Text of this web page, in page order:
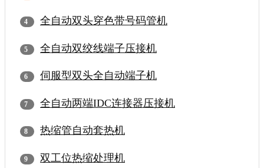
全自动双头穿色带号码管机
全自动双绞线端子压接机
伺服型双头全自动端子机
全自动两端IDC连接器压接机
热缩管自动套热机
双工位热缩处理机